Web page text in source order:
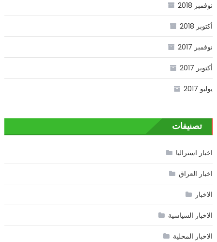
نوفمبر 2018
أكتوبر 2018
نوفمبر 2017
أكتوبر 2017
يوليو 2017
تصنيفات
اخبار استراليا
اخبار العراق
الاخبار
الاخبار السياسية
الاخبار المحلية